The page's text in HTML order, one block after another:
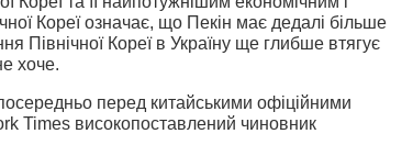
Кореї означає, що Пекін має дедалі більше
Північної Кореї в Україну ще глибше втягує
хоче.
перед китайськими офіційними
Times високопоставлений чиновник